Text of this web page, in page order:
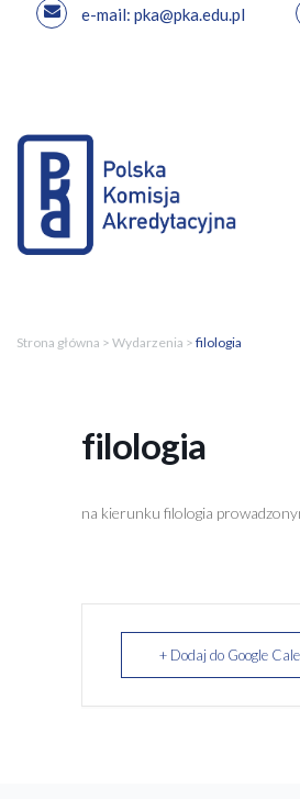
e-mail: pka@pka.edu.pl
Strona główna > Wydarzenia > filologia
filologia
na kierunku filologia
+ Dodaj do Google